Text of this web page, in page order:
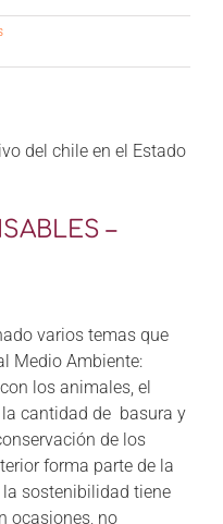
–
varios temas que
Medio Ambiente:
los animales, el
cantidad de basura y
de los
forma parte de la
sostenibilidad tiene
ocasiones, no